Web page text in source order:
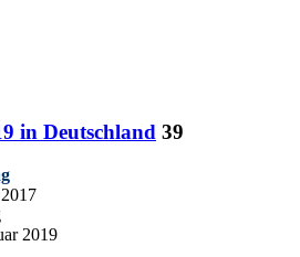
in Deutschland 39
2019